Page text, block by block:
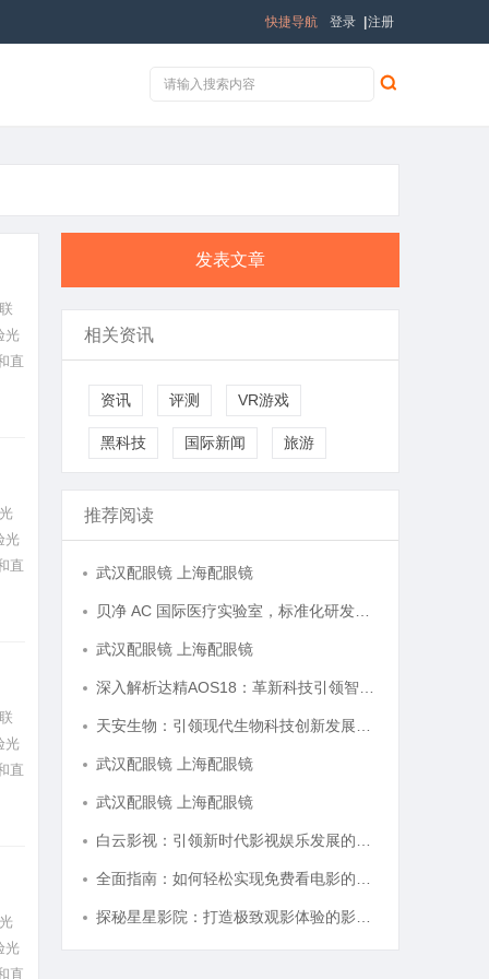
登录 注册
快捷导航
光
直
光
直
光
直
光
直
发表文章
相关资讯
资讯 评测 VR游戏
黑科技 国际新闻 旅游
推荐阅读
武汉配眼镜 上海配眼镜
武汉配眼镜 上海配眼镜
武汉配眼镜 上海配眼镜
武汉配眼镜 上海配眼镜